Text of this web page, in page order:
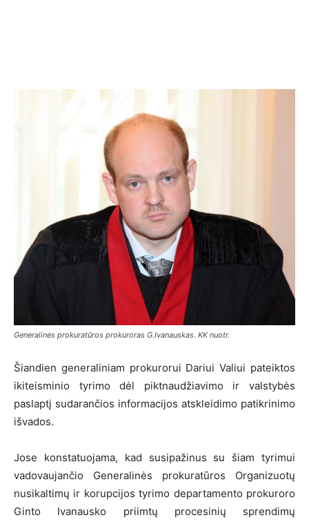
Generalinės prokuratūros prokuroras G.Ivanauskas. KK nuotr.
Šiandien generaliniam prokurorui Dariui Valiui pateiktos
ikiteisminio tyrimo dėl piktnaudžiavimo ir valstybės
paslaptį sudarančios informacijos atskleidimo patikrinimo
išvados.
Jose konstatuojama, kad susipažinus su šiam tyrimui
vadovaujančio Generalinės prokuratūros Organizuotų
nusikaltimų ir korupcijos tyrimo departamento prokuroro
Ginto Ivanausko priimtų procesinių sprendimų